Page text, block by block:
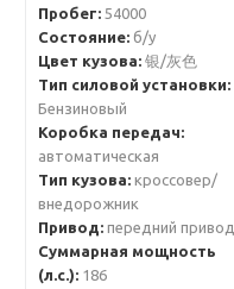
Пробег:54000
Состояние:б/у
Цвет кузова:银/灰色
Тип силовой установки:
Бензиновый
Коробка передач:
автоматическая
Тип кузова:кроссовер/
внедорожник
Привод:передний привод
Суммарная мощность
(л.с.):186